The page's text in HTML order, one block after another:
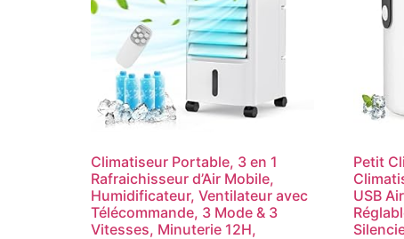
Climatiseur Portable, 3 en 1
Rafraichisseur d’Air Mobile,
Humidificateur, Ventilateur avec
Télécommande, 3 Mode & 3
Vitesses, Minuterie 12H,
Petit
USB